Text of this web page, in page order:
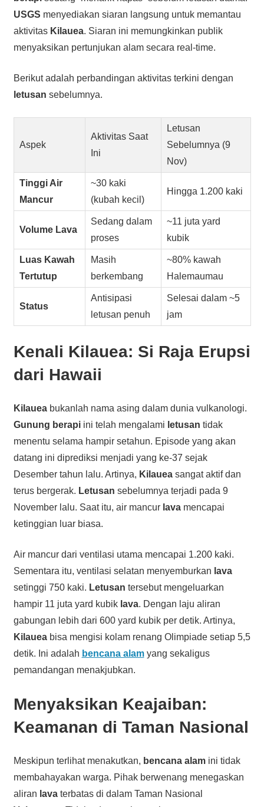
USGS menyediakan siaran langsung untuk memantau
aktivitas Kilauea. Siaran ini memungkinkan publik
menyaksikan pertunjukan alam secara real-time.
Berikut adalah perbandingan aktivitas terkini dengan
letusan sebelumnya.
Aspek
Aktivitas Saat
Ini
Letusan
Sebelumnya (9
Nov)
Tinggi Air
Mancur
~30 kaki
(kubah kecil)
Hingga 1.200 kaki
Volume Lava
Sedang dalam
proses
~11 juta yard
kubik
Luas Kawah
Tertutup
Masih
berkembang
~80% kawah
Halemaumau
Status
Antisipasi
letusan penuh
Selesai dalam ~5
jam
Kenali Kilauea: Si Raja Erupsi
dari Hawaii
Kilaueabukanlah nama asing dalam dunia vulkanologi.
Gunung berapiini telah mengalami letusan tidak
menentu selama hampir setahun. Episode yang akan
datang ini diprediksi menjadi yang ke-37 sejak
Desember tahun lalu. Artinya, Kilaueasangat aktif dan
terus bergerak. Letusan sebelumnya terjadi pada 9
November lalu. Saat itu, air mancur lavamencapai
ketinggian luar biasa.
Air mancur dari ventilasi utama mencapai 1.200 kaki.
Sementara itu, ventilasi selatan menyemburkan lava
setinggi 750 kaki. Letusan tersebut mengeluarkan
hampir 11 juta yard kubik lava. Dengan laju aliran
gabungan lebih dari 600 yard kubik per detik. Artinya,
Kilaueabisa mengisi kolam renang Olimpiade setiap 5,5
detik. Ini adalah bencana alamyang sekaligus
pemandangan menakjubkan.
Menyaksikan Keajaiban:
Keamanan di Taman Nasional
Meskipun terlihat menakutkan, bencana alamini tidak
membahayakan warga. Pihak berwenang menegaskan
aliran lavaterbatas di dalam Taman Nasional